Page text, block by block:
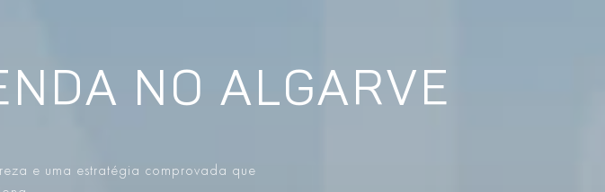
NO ALGARVE
e uma estratégia comprovada que